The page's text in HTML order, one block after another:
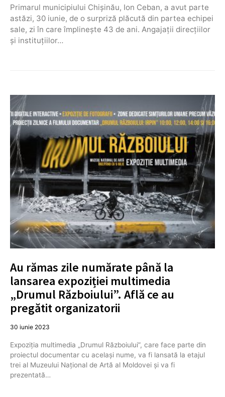
Primarul municipiului Chișinău, Ion Ceban, a avut parte
astăzi, 30 iunie, de o surpriză plăcută din partea echipei
sale, zi în care împlinește 43 de ani. Angajații direcțiilor
și instituțiilor…
Au rămas zile numărate până la
lansarea expoziției multimedia
„Drumul Războiului”. Află ce au
pregătit organizatorii
30 iunie 2023
Expoziția multimedia „Drumul Războiului”, care face parte din
proiectul documentar cu același nume, va fi lansată la etajul
trei al Muzeului Național de Artă al Moldovei și va fi
prezentată…